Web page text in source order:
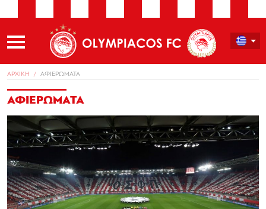
ΑΡΧΙΚΗ ΑΦΙΕΡΩΜΑΤΑ
ΑΦΙΕΡΩΜΑΤΑ